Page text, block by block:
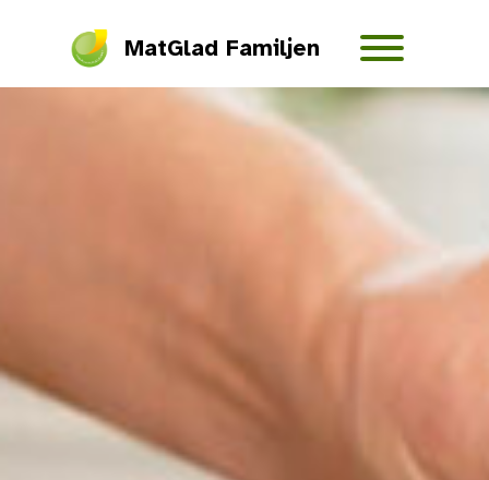
MatGlad Familjen